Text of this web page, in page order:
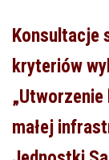
w
6/2026
Konsultacje
kryteriów
małej